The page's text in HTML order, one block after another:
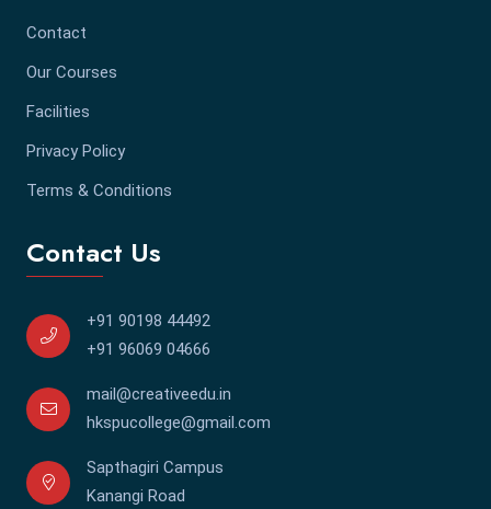
Contact
Our Courses
Facilities
Privacy Policy
Terms & Conditions
Contact Us
+91 90198 44492
+91 96069 04666
mail@creativeedu.in
hkspucollege@gmail.com
Sapthagiri Campus
Kanangi Road